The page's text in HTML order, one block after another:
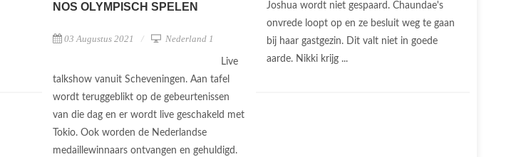
NOS OLYMPISCH SPELEN
03 Augustus 2021 Nederland 1
Live
talkshow vanuit Scheveningen. Aan tafel
wordt teruggeblikt op de gebeurtenissen
van die dag en er wordt live geschakeld met
Tokio. Ook worden de Nederlandse
medaillewinnaars ontvangen en gehuldigd.
Joshua wordt niet gespaard. Chaundae's
onvrede loopt op en ze besluit weg te gaan
bij haar gastgezin. Dit valt niet in goede
aarde. Nikki krijg ...